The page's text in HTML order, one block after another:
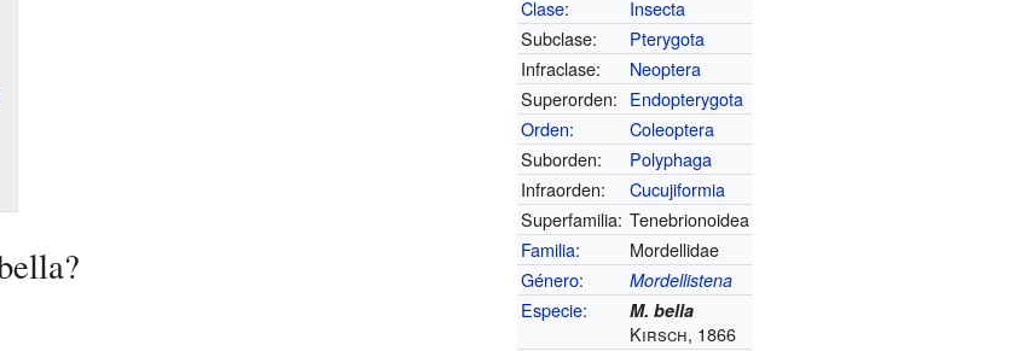
Clase:
Insecta
Subclase:
Pterygota
Infraclase:
Neoptera
Superorden: Endopterygota
Orden:
Coleoptera
Suborden:
Polyphaga
Infraorden:
Cucujiformia
Superfamilia: Tenebrionoidea
Familia:
Mordellidae
Género: Mordellistena
Especie: M. bella
Kirsch, 1866